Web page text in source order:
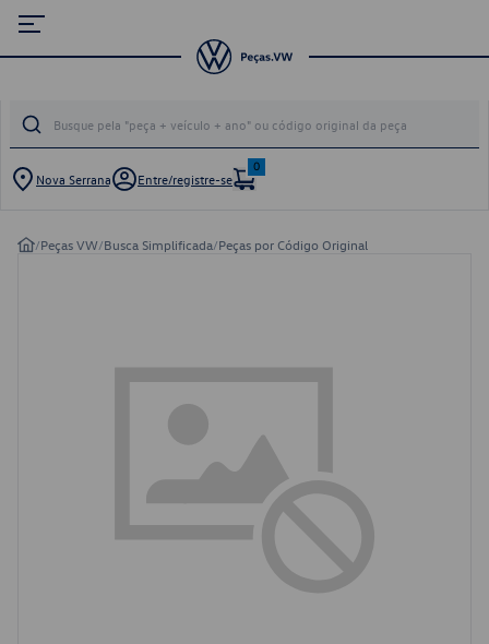
Nova Serrana Entre/registre-se
0
/Peças VW/Busca Simplificada/Peças por Código Original